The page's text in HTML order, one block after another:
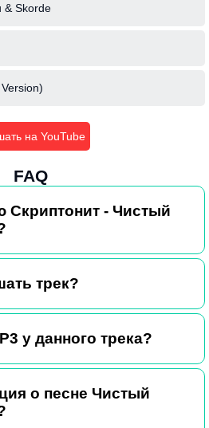
& Skorde
на YouTube
FAQ
Скриптонит - Чистый
трек?
у данного трека?
о песне Чистый